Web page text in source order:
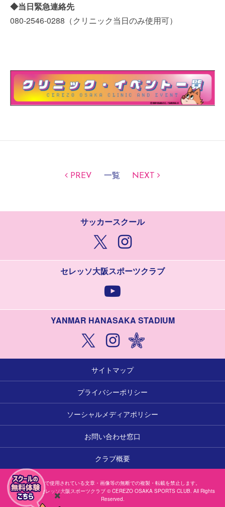
◆当日緊急連絡先
080-2546-0288（クリニック当日のみ使用可）
PREV 一覧 NEXT
サッカースクール
セレッソ大阪スポーツクラブ
YANMAR HANASAKA STADIUM
サイトマップ
プライバシーポリシー
ソーシャルメディアポリシー
お問い合わせ窓口
クラブ概要
本サイトで使用されている文章・画像等の無断での複製・転載を禁止します。
一般社団法人セレッソ大阪スポーツクラブ © CEREZO OSAKA SPORTS CLUB. All Rights
Reserved.